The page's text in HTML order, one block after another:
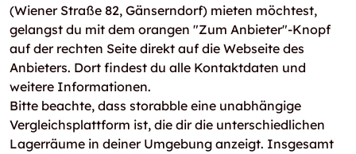
(Wiener Straße 82, Gänserndorf) mieten möchtest,
gelangst du mit dem orangen "Zum Anbieter"-Knopf
auf der rechten Seite direkt auf die Webseite des
Anbieters. Dort findest du alle Kontaktdaten und
weitere Informationen.
Bitte beachte, dass storabble eine unabhängige
Vergleichsplattform ist, die dir die unterschiedlichen
Lagerräume in deiner Umgebung anzeigt. Insgesamt